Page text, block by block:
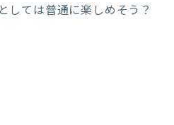
しては普通に楽しめそう？